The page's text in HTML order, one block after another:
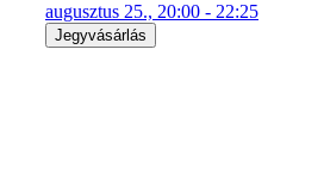
augusztus 25., 20:00 - 22:25
Jegyvásárlás